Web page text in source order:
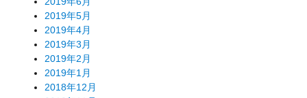
2019年5月
2019年4月
2019年3月
2019年2月
2019年1月
2018年12月